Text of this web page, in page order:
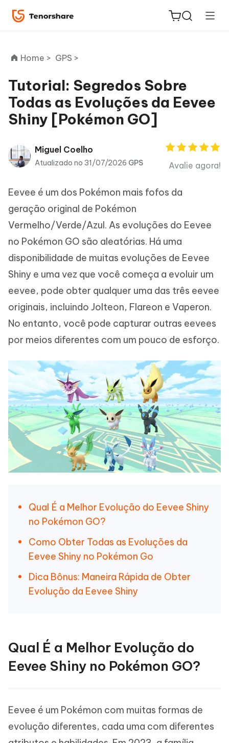
ReiBoot
for iOS
PDNob
PDF
iAnyGo
Home > GPS >
Tutorial: Segredos Sobre
Todas as Evoluções da Eevee
Shiny [Pokémon GO]
Miguel Coelho
Atualizado no 31/07/2026 GPS Avalie agora!
Eevee é um dos Pokémon mais fofos da
geração original de Pokémon
Vermelho/Verde/Azul. As evoluções do Eevee
no Pokémon GO são aleatórias. Há uma
disponibilidade de muitas evoluções de Eevee
Shiny e uma vez que você começa a evoluir um
eevee, pode obter qualquer uma das três eevee
originais, incluindo Jolteon, Flareon e Vaperon.
No entanto, você pode capturar outras eevees
por meios diferentes com um pouco de esforço.
Qual É a Melhor Evolução do Eevee Shiny
no Pokémon GO?
Como Obter Todas as Evoluções da
Eevee Shiny no Pokémon Go
Dica Bônus: Maneira Rápida de Obter
Evolução da Eevee Shiny
Qual É a Melhor Evolução do
Eevee Shiny no Pokémon GO?
Eevee é um Pokémon com muitas formas de
evolução diferentes, cada uma com diferentes